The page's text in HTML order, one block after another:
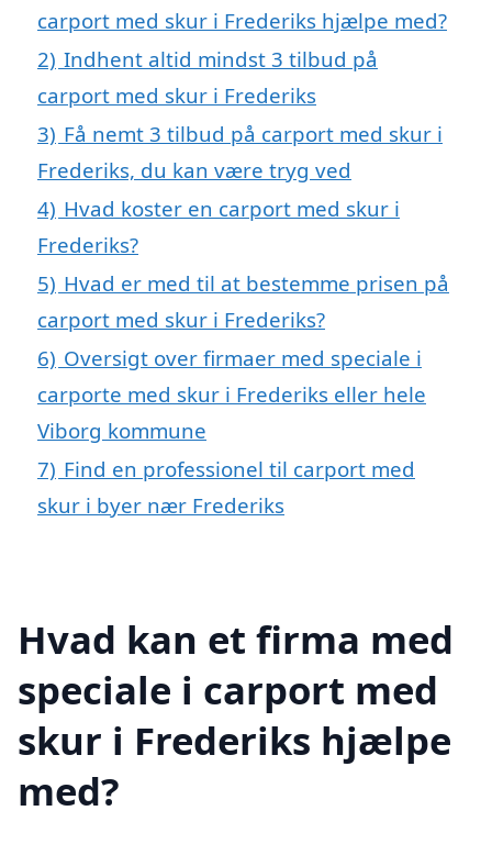
carport med skur i Frederiks hjælpe med?
2) Indhent altid mindst 3 tilbud på
carport med skur i Frederiks
3) Få nemt 3 tilbud på carport med skur i
Frederiks, du kan være tryg ved
4) Hvad koster en carport med skur i
Frederiks?
5) Hvad er med til at bestemme prisen på
carport med skur i Frederiks?
6) Oversigt over firmaer med speciale i
carporte med skur i Frederiks eller hele
Viborg kommune
7) Find en professionel til carport med
skur i byer nær Frederiks
Hvad kan et firma med
speciale i carport med
skur i Frederiks hjælpe
med?